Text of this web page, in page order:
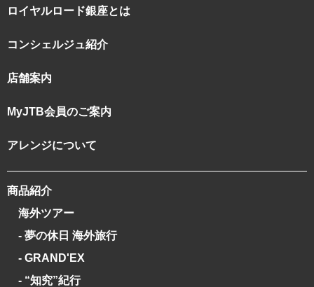
ロイヤルロード銀座とは
コンシェルジュ紹介
店舗案内
MyJTB会員のご案内
アレンジについて
商品紹介
海外ツアー
- 夢の休日 海外旅行
- GRAND'EX
- “知究”紀行